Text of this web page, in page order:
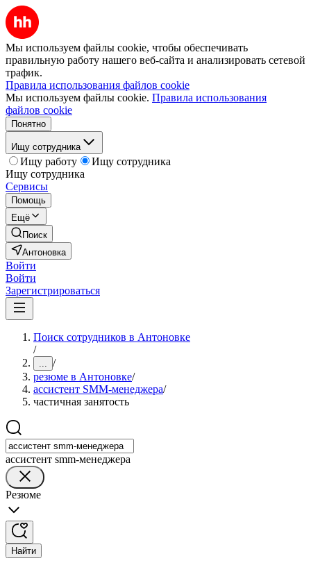
Мы используем файлы cookie, чтобы обеспечивать
правильную работу нашего веб-сайта и анализировать сетевой
трафик.
Правила использования файлов cookie
Мы используем файлы cookie. Правила использования
файлов cookie
Понятно
Ищу сотрудника
Ищу работу
Ищу сотрудника
Ищу сотрудника
Сервисы
Помощь
Ещё
Поиск
Антоновка
Войти
Войти
Зарегистрироваться
Поиск сотрудников в Антоновке
/
... /
резюме в Антоновке/
ассистент SMM-менеджера/
частичная занятость
ассистент smm-менеджера
Резюме
Найти